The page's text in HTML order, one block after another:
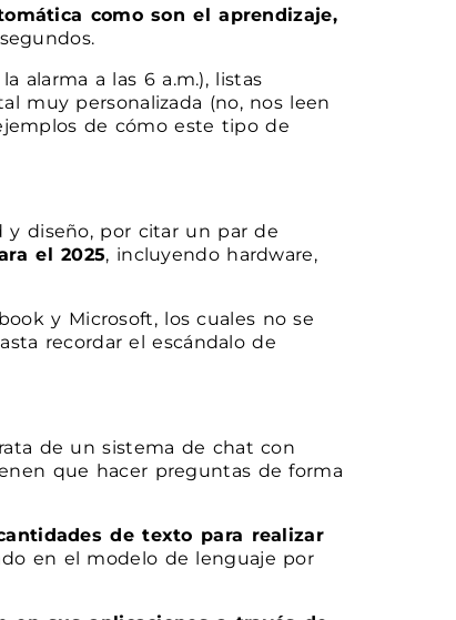
como son el aprendizaje,
alarma a las 6 a.m.), listas
muy personalizada (no, nos leen
de cómo este tipo de
y diseño, por citar un par de
el 2025, incluyendo hardware,
y Microsoft, los cuales no se
recordar el escándalo de
de un sistema de chat con
que hacer preguntas de forma
de texto para realizar
en el modelo de lenguaje por